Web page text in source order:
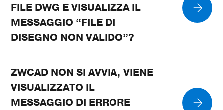
FILE DWG E VISUALIZZA IL
MESSAGGIO “FILE DI
DISEGNO NON VALIDO”?
ZWCAD NON SI AVVIA, VIENE
VISUALIZZATO IL
MESSAGGIO DI ERRORE